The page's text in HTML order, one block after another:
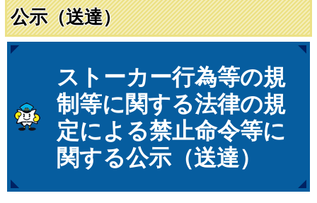
。
て
本
文
公示（送達）
ストーカー行為等の規
制等に関する法律の規
定による禁止命令等に
関する公示（送達）